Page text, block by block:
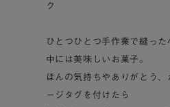
ク
ひとつひとつ手作業で縫っ
中には美味しいお菓子。
ほんの気持ちやありがとう
ージタグを付けたら